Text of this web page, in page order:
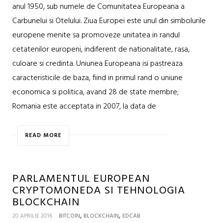
anul 1950, sub numele de Comunitatea Europeana a
Carbunelui si Otelului. Ziua Europei este unul din simbolurile
europene menite sa promoveze unitatea in randul
cetatenilor europeni, indiferent de nationalitate, rasa,
culoare si credinta. Uniunea Europeana isi pastreaza
caracteristicile de baza, fiind in primul rand o uniune
economica si politica, avand 28 de state membre;
Romania este acceptata in 2007, la data de
READ MORE
PARLAMENTUL EUROPEAN
CRYPTOMONEDA SI TEHNOLOGIA
BLOCKCHAIN
20 APRILIE 2016 BITCOIN, BLOCKCHAIN, EDCAB